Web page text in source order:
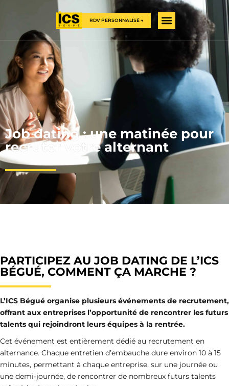
RDV PERSONNALISÉ →
Job dating : une matinée pour
recruter votre alternant
PARTICIPEZ AU JOB DATING DE L’ICS
BÉGUÉ, COMMENT ÇA MARCHE ?
L’ICS Bégué organise plusieurs événements de recrutement,
offrant aux entreprises l’opportunité de rencontrer les futurs
talents qui rejoindront leurs équipes à la rentrée.
Cet événement est entièrement dédié au recrutement en
alternance. Chaque entretien d’embauche dure environ 10 à 15
minutes, permettant à chaque entreprise, sur une journée ou
une demi-journée, de rencontrer de nombreux futurs talents